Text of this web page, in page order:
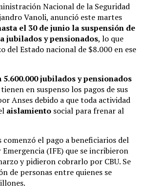
Nacional de la Seguridad
Vanoli, anunció este martes
el 30 de junio la suspensión de
jubilados y pensionados, lo que
del Estado nacional de $8.000 en ese
5.600.000 jubilados y pensionados
en suspenso los pagos de sus
Anses debido a que toda actividad
aislamiento social para frenar al
comenzó el pago a beneficiarios del
(IFE) que se incribieron
y pidieron cobrarlo por CBU. Se
de personas entre quienes se